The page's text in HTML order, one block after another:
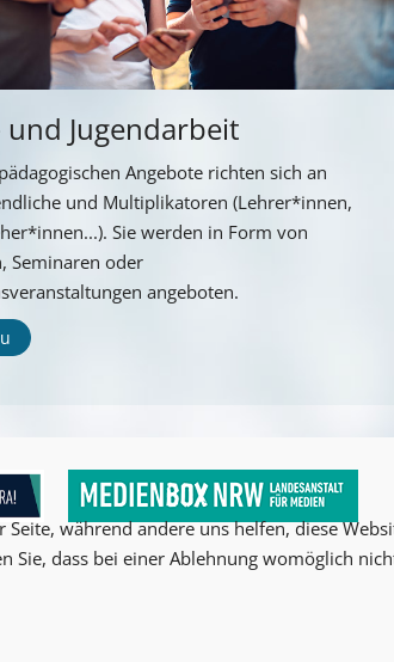
und Jugendarbeit
Angebote richten sich an
und Multiplikatoren (Lehrer*innen,
Sie werden in Form von
Seminaren oder
angeboten.
während andere uns helfen, diese
Sie, dass bei einer Ablehnung womöglich